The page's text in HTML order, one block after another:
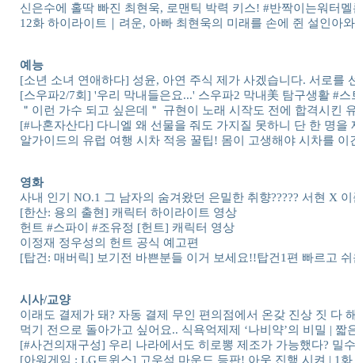
신은수에 홀딱 빠진 최현욱, 로맨틱 박력 키스! #반짝이는워터멜
12화 하이라이트｜려운, 아빠 최현욱의 미래를 손에 쥔 설인아
예능
[소년 소녀 연애하다] 성윤, 아연 주식 제가 사겠습니다. 서로를
[스우파2/7회] '우리 막내들은요...' 스우파2 막내美 탐구생활 #
＂이런 가수 되고 싶은데＂ 규현이 노래 시작도 전에 합격시
[#나혼자산다] 다니엘 왜 선물을 줘도 가지질 못하니 단 한 명
알가이드의 유럽 여행 시차 적응 꿀팁! 몸이 고생해야 시차를 이
영화
사내 인기 NO.1 그 남자의 숨겨왔던 은밀한 취향????? 서현 X
[한산: 용의 출현] 캐릭터 하이라이트 영상
헌트 #스파이 #조유정 [헌트] 캐릭터 영상
이정재 정우성의 헌트 공식 예고편
[탑건: 매버릭] 보기전 바쁜분들 이거 보세요!!탑건1편 빠르고
시사/교양
이래도 결제가 돼? 자동 결제 무인 편의점에서 온갖 진상 짓 다
먹기 전으로 돌아가고 싶어요.. 식욕억제제 ‘나비약’의 비밀 | 짧
[#사건의재구성] 우리 나라에서도 히로뽕 제조가 가능했다?
[아워게임 : LG트윈스] 고우석 마운드 등판! 아웃 진행 시켜 | 1